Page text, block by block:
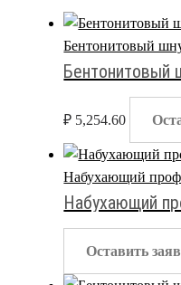
Бентонитовый
Бентонитовый
₽ 5,254.60
Набухающий
Набухающий
Оставить